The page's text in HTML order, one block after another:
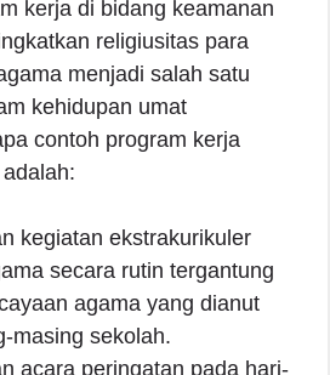
kerja di bidang keamanan
religiusitas para
menjadi salah satu
kehidupan umat
contoh program kerja
kegiatan ekstrakurikuler
secara rutin tergantung
agama yang dianut
masing sekolah.
acara peringatan pada hari-